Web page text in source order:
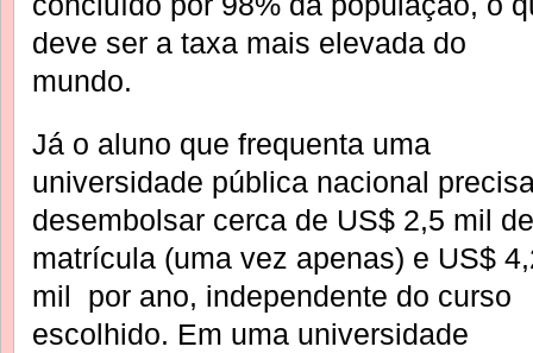
deve ser a taxa mais elevada do
mundo.
Já o aluno que frequenta uma
universidade pública nacional
desembolsar cerca de US$ 2,5 mil de
matrícula (uma vez apenas) e US$
mil por ano, independente do curso
escolhido. Em uma universidade